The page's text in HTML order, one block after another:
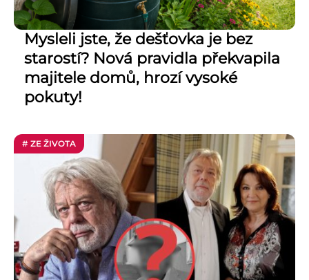
Mysleli jste, že dešťovka je bez
starostí? Nová pravidla překvapila
majitele domů, hrozí vysoké
pokuty!
# ZE ŽIVOTA